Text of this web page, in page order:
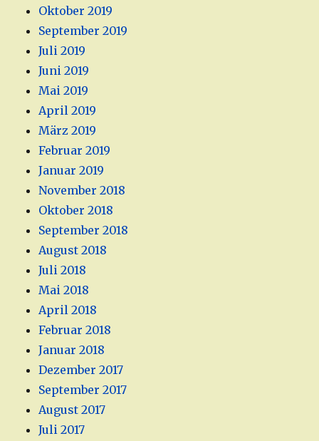
Oktober 2019
September 2019
Juli 2019
Juni 2019
Mai 2019
April 2019
März 2019
Februar 2019
Januar 2019
November 2018
Oktober 2018
September 2018
August 2018
Juli 2018
Mai 2018
April 2018
Februar 2018
Januar 2018
Dezember 2017
September 2017
August 2017
Juli 2017